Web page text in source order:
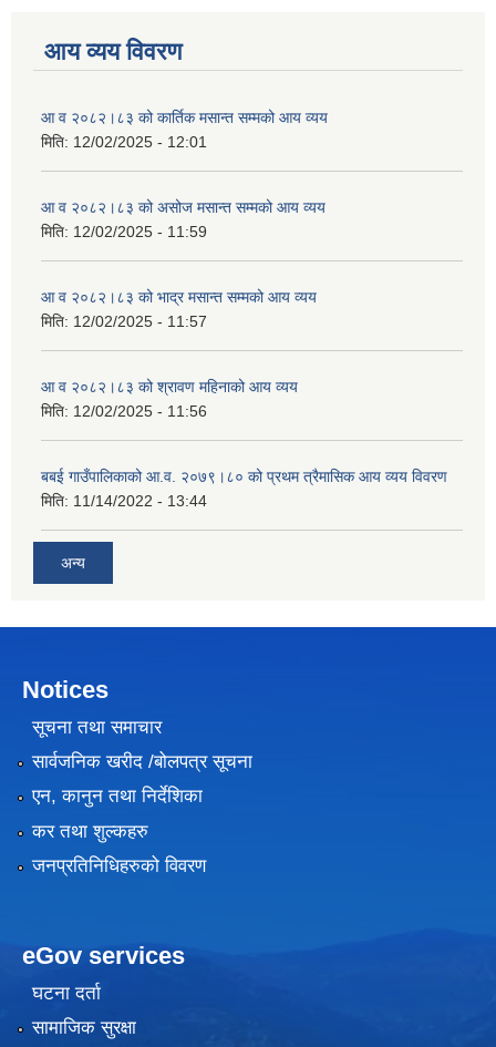
आय व्यय विवरण
आ व २०८२।८३ को कार्तिक मसान्त सम्मको आय व्यय
मिति: 12/02/2025 - 12:01
आ व २०८२।८३ को असोज मसान्त सम्मको आय व्यय
मिति: 12/02/2025 - 11:59
आ व २०८२।८३ को भाद्र मसान्त सम्मको आय व्यय
मिति: 12/02/2025 - 11:57
आ व २०८२।८३ को श्रावण महिनाको आय व्यय
मिति: 12/02/2025 - 11:56
बबई गाउँपालिकाको आ.व. २०७९।८० को प्रथम त्रैमासिक आय व्यय विवरण
मिति: 11/14/2022 - 13:44
अन्य
Notices
सूचना तथा समाचार
सार्वजनिक खरीद /बोलपत्र सूचना
एन, कानुन तथा निर्देशिका
कर तथा शुल्कहरु
जनप्रतिनिधिहरुको विवरण
eGov services
घटना दर्ता
सामाजिक सुरक्षा